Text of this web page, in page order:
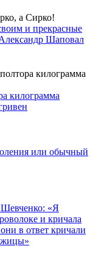
а Сирко!
и прекрасные
Шаповал
килограмма
килограмма
или обычный
«Я
и кричала
в ответ кричали